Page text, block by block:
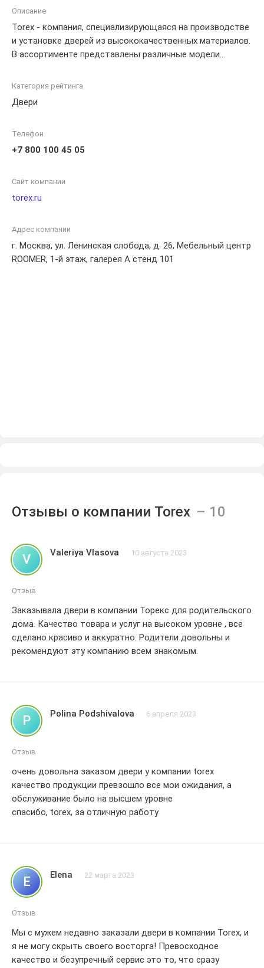
Описание
Torex - компания, специализирующаяся на производстве
и установке дверей из высококачественных материалов.
В ассортименте представлены различные модели
Кроме того, Torex предлагает услуги по
конкретные требования заказчика.
Категория рейтинга
Двери
Телефон
+7 800 100 45 05
Сайт компании
torex.ru
Адрес компании
г. Москва, ул. Ленинская слобода, д. 26, Мебельный центр
ROOMER, 1-й этаж, галерея А стенд 101
Отзывы о компании Torex
V Valeriya Vlasova 10 августа 2023
Отзыв
Заказывала двери в компании Торекс для родительского
дома. Качество товара и услуг на высоком уровне , все
сделано красиво и аккуратно. Родители довольны и
рекомендуют эту компанию всем знакомым.
P Polina Podshivalova 6 апреля 2023
Отзыв
очень довольна заказом двери у компании torex
качество продукции превзошло все мои ожидания, а
обслуживание было на высшем уровне
спасибо, torex, за отличную работу
E Elena 22 марта 2023
Отзыв
Мы с мужем недавно заказали двери в компании Torex, и
я не могу скрыть своего восторга! Превосходное
качество и безупречный сервис это то, что сразу